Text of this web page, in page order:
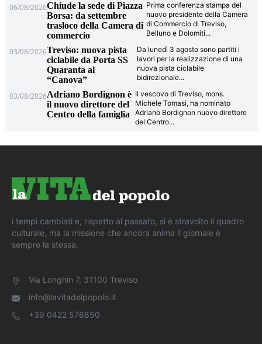
06/08/2026Chiude la sede di Piazza
Borsa: da settembre
trasloco della Camera di
commercio
Prima conferenza stampa del
nuovo presidente della Camera
di Commercio di Treviso,
Belluno e Dolomiti...
03/08/2026Treviso: nuova pista
ciclabile da Porta SS
Quaranta al
“Canova”
Da lunedì 3 agosto sono partiti i
lavori per la realizzazione di una
nuova pista ciclabile
bidirezionale...
03/08/2026Adriano Bordignon è
il nuovo direttore del
Centro della famiglia
Il vescovo di Treviso, mons.
Michele Tomasi, ha nominato
Adriano Bordignon nuovo direttore
del Centro...
i tempi cambiati e, rispetto al passato, si è stravolto il quadro
culturale, ma la missione che ancora anima il giornale è
sempre la stessa.
Via Longhin 7, 31100 Treviso
info@lavitadelpopolo.it
+39 0422 576850